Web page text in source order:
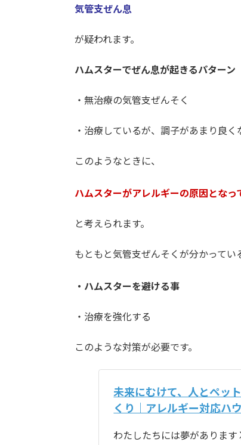
気管支ぜん息
が疑われます。
ハムスターでぜん息が起きるパターン
・無治療の気管支ぜんそく
・治療しているが、調子があまり良く
このようなときに、
ハムスターがアレルギーの原因となっ
と考えられます。
もともと気管支ぜんそくが分かってい
・ハムスターを避ける事
・治療を強化する
このような対策が必要です。
未来にむけて、人とペッ
くり｜アレルギー対応ハ
わたしたちには夢があります